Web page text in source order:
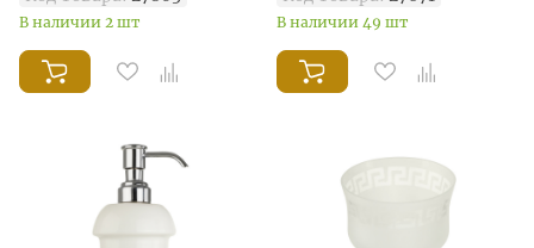
В наличии 2 шт В наличии 49 шт